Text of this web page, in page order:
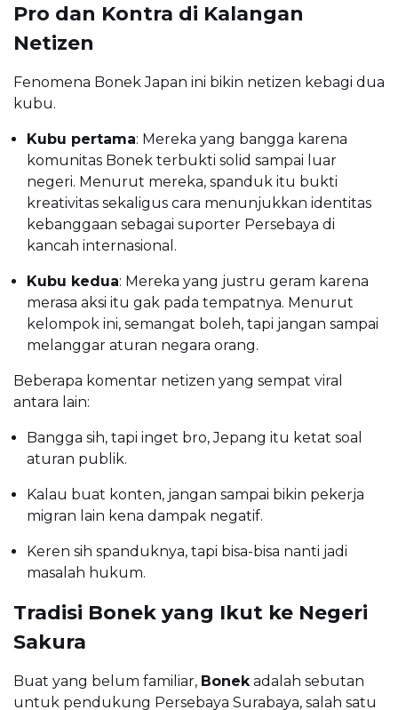
Pro dan Kontra di Kalangan
Netizen
Fenomena Bonek Japan ini bikin netizen kebagi dua
kubu.
Kubu pertama: Mereka yang bangga karena
komunitas Bonek terbukti solid sampai luar
negeri. Menurut mereka, spanduk itu bukti
kreativitas sekaligus cara menunjukkan identitas
kebanggaan sebagai suporter Persebaya di
kancah internasional.
Kubu kedua: Mereka yang justru geram karena
merasa aksi itu gak pada tempatnya. Menurut
kelompok ini, semangat boleh, tapi jangan sampai
melanggar aturan negara orang.
Beberapa komentar netizen yang sempat viral
antara lain:
Bangga sih, tapi inget bro, Jepang itu ketat soal
aturan publik.
Kalau buat konten, jangan sampai bikin pekerja
migran lain kena dampak negatif.
Keren sih spanduknya, tapi bisa-bisa nanti jadi
masalah hukum.
Tradisi Bonek yang Ikut ke Negeri
Sakura
Buat yang belum familiar, Bonek adalah sebutan
untuk pendukung Persebaya Surabaya, salah satu